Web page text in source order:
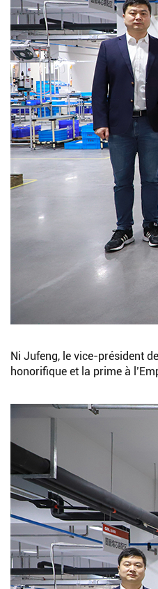
Ni Jufeng, le vice-président
honorifique et la prime à